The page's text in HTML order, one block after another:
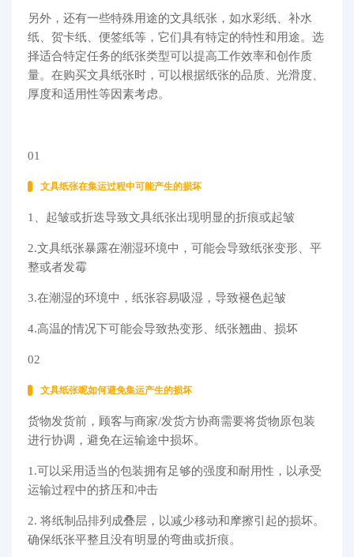
另外，还有一些特殊用途的文具纸张，如水彩纸、补水
纸、贺卡纸、便签纸等，它们具有特定的特性和用途。选
择适合特定任务的纸张类型可以提高工作效率和创作质
量。在购买文具纸张时，可以根据纸张的品质、光滑度、
厚度和适用性等因素考虑。
01
文具纸张在集运过程中可能产生的损坏
1、起皱或折迭导致文具纸张出现明显的折痕或起皱
2.文具纸张暴露在潮湿环境中，可能会导致纸张变形、平
整或者发霉
3.在潮湿的环境中，纸张容易吸湿，导致褪色起皱
4.高温的情况下可能会导致热变形、纸张翘曲、损坏
02
文具纸张呢如何避免集运产生的损坏
货物发货前，顾客与商家/发货方协商需要将货物原包装
进行协调，避免在运输途中损坏。
1.可以采用适当的包装拥有足够的强度和耐用性，以承受
运输过程中的挤压和冲击
2. 将纸制品排列成叠层，以减少移动和摩擦引起的损坏。
确保纸张平整且没有明显的弯曲或折痕。